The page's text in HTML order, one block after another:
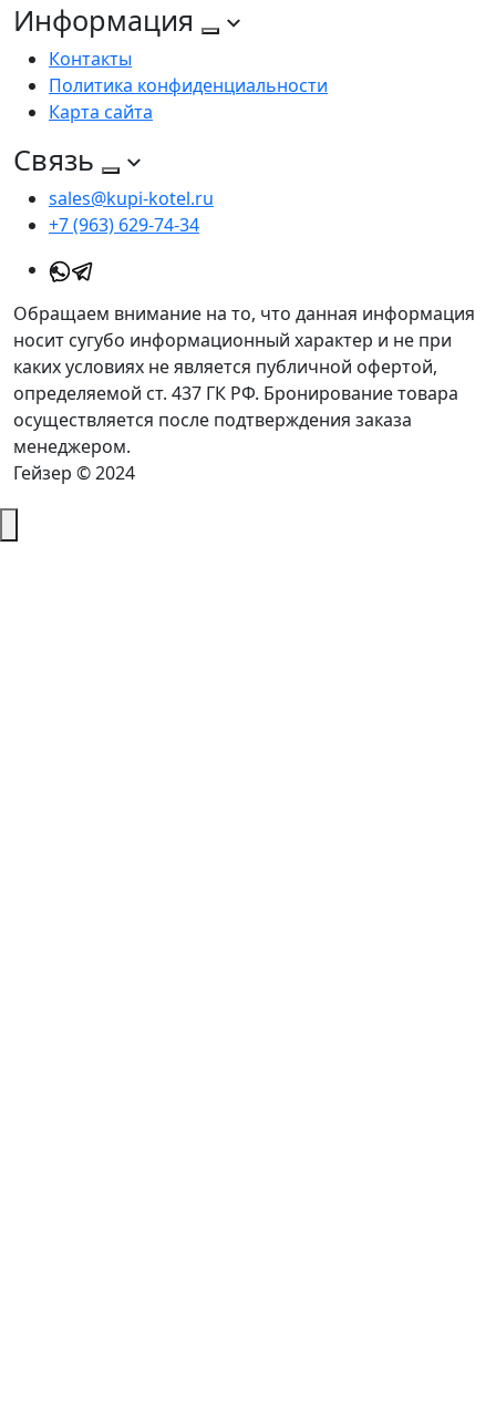
Информация
Контакты
Политика конфиденциальности
Карта сайта
Связь
sales@kupi-kotel.ru
+7 (963) 629-74-34
Обращаем внимание на то, что данная информация
носит сугубо информационный характер и не при
каких условиях не является публичной офертой,
определяемой ст. 437 ГК РФ. Бронирование товара
осуществляется после подтверждения заказа
менеджером.
Гейзер © 2024